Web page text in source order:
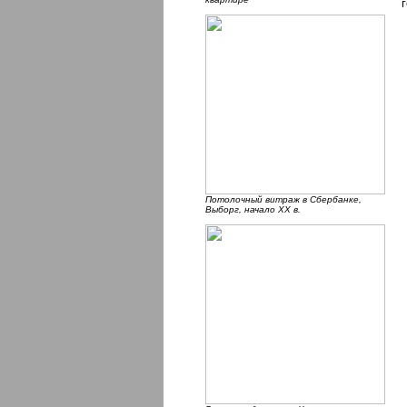
Потолочный витраж в Сбербанке,
Выборг, начало ХХ в.